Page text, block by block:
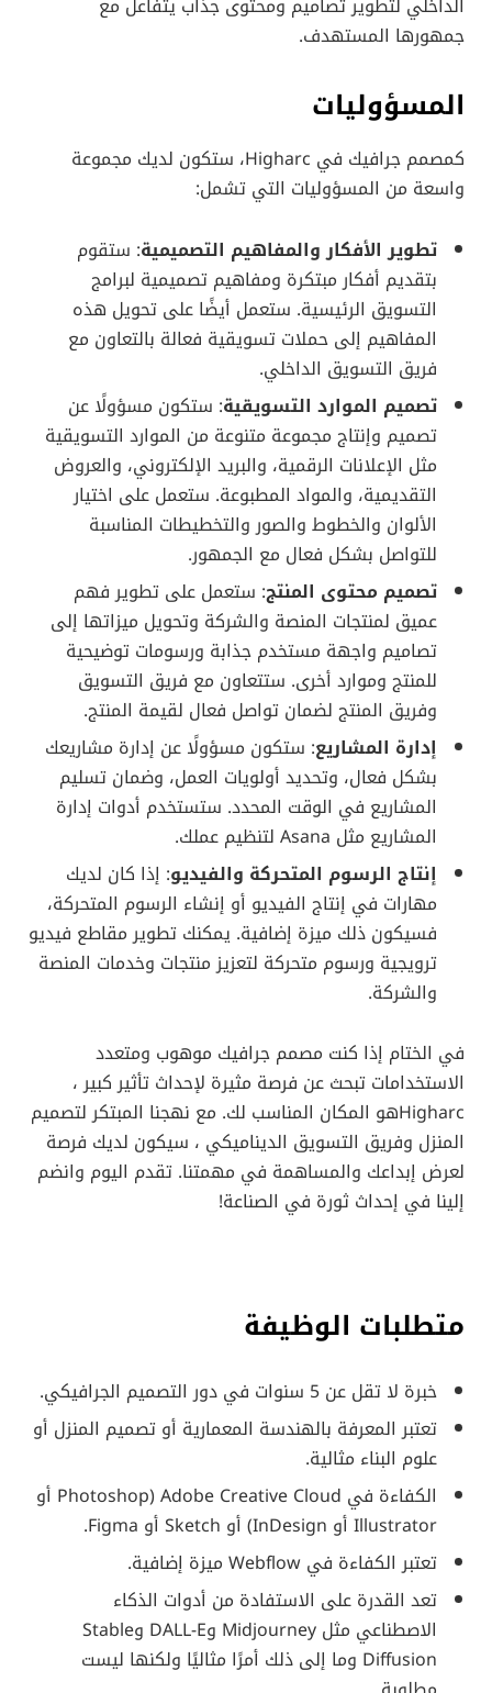
جمهورها المستهدف.
المسؤوليات
كمصمم جرافيك في Higharc، ستكون لديك مجموعة
واسعة من المسؤوليات التي تشمل:
تطوير الأفكار والمفاهيم التصميمية: ستقوم
بتقديم أفكار مبتكرة ومفاهيم تصميمية لبرامج
التسويق الرئيسية. ستعمل أيضًا على تحويل هذه
المفاهيم إلى حملات تسويقية فعالة بالتعاون مع
فريق التسويق الداخلي.
تصميم الموارد التسويقية: ستكون مسؤولًا عن
تصميم وإنتاج مجموعة متنوعة من الموارد التسويقية
مثل الإعلانات الرقمية، والبريد الإلكتروني، والعروض
التقديمية، والمواد المطبوعة. ستعمل على اختيار
الألوان والخطوط والصور والتخطيطات المناسبة
للتواصل بشكل فعال مع الجمهور.
تصميم محتوى المنتج: ستعمل على تطوير فهم
عميق لمنتجات المنصة والشركة وتحويل ميزاتها إلى
تصاميم واجهة مستخدم جذابة ورسومات توضيحية
للمنتج وموارد أخرى. ستتعاون مع فريق التسويق
وفريق المنتج لضمان تواصل فعال لقيمة المنتج.
إدارة المشاريع: ستكون مسؤولًا عن إدارة مشاريعك
بشكل فعال، وتحديد أولويات العمل، وضمان تسليم
المشاريع في الوقت المحدد. ستستخدم أدوات إدارة
المشاريع مثل Asana لتنظيم عملك.
إنتاج الرسوم المتحركة والفيديو: إذا كان لديك
مهارات في إنتاج الفيديو أو إنشاء الرسوم المتحركة،
فسيكون ذلك ميزة إضافية. يمكنك تطوير مقاطع فيديو
ترويجية ورسوم متحركة لتعزيز منتجات وخدمات المنصة
والشركة.
في الختام إذا كنت مصمم جرافيك موهوب ومتعدد
الاستخدامات تبحث عن فرصة مثيرة لإحداث تأثير كبير ،
Higharcهو المكان المناسب لك. مع نهجنا المبتكر لتصميم
المنزل وفريق التسويق الديناميكي ، سيكون لديك فرصة
لعرض إبداعك والمساهمة في مهمتنا. تقدم اليوم وانضم
إلينا في إحداث ثورة في الصناعة!
متطلبات الوظيفة
خبرة لا تقل عن 5 سنوات في دور التصميم الجرافيكي.
تعتبر المعرفة بالهندسة المعمارية أو تصميم المنزل أو
علوم البناء مثالية.
الكفاءة في Adobe Creative Cloud (Photoshop أو
Illustrator أو InDesign) أو Sketch أو Figma.
تعتبر الكفاءة في Webflow ميزة إضافية.
تعد القدرة على الاستفادة من أدوات الذكاء
الاصطناعي مثل Midjourney وDALL-E وStable
Diffusion وما إلى ذلك أمرًا مثاليًا ولكنها ليست